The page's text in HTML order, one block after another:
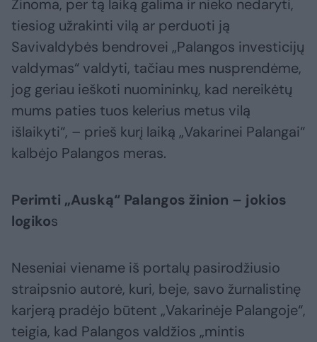
Žinoma, per tą laiką galima ir nieko nedaryti,
tiesiog užrakinti vilą ar perduoti ją
Savivaldybės bendrovei „Palangos investicijų
valdymas“ valdyti, tačiau mes nusprendėme,
jog geriau ieškoti nuomininkų, kad nereikėtų
mums paties tuos kelerius metus vilą
išlaikyti“, – prieš kurį laiką „Vakarinei Palangai“
kalbėjo Palangos meras.
Perimti „Auską“ Palangos žinion – jokios
logikos
Neseniai viename iš portalų pasirodžiusio
straipsnio autorė, kuri, beje, savo žurnalistinę
karjerą pradėjo būtent „Vakarinėje Palangoje“,
teigia, kad Palangos valdžios „mintis